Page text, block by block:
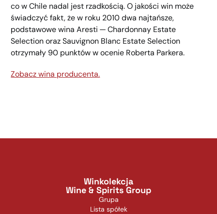
co w Chile nadal jest rzadkością. O jakości win może
świadczyć fakt, że w roku 2010 dwa najtańsze,
podstawowe wina Aresti — Chardonnay Estate
Selection oraz Sauvignon Blanc Estate Selection
otrzymały 90 punktów w ocenie Roberta Parkera.
Zobacz wina producenta.
Winkolekcja
Wine & Spirits Group
Grupa
Lista spółek